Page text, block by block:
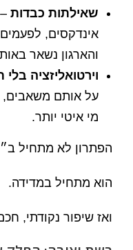
שאילתות כבדות
אינדקסים,
והארגון נשאר
וירטואליזציה בלי
על אותם משאבים,
מי איטי יותר.
הפתרון לא מתחיל
הוא מתחיל במדידה.
ואז שיפור נקודתי,